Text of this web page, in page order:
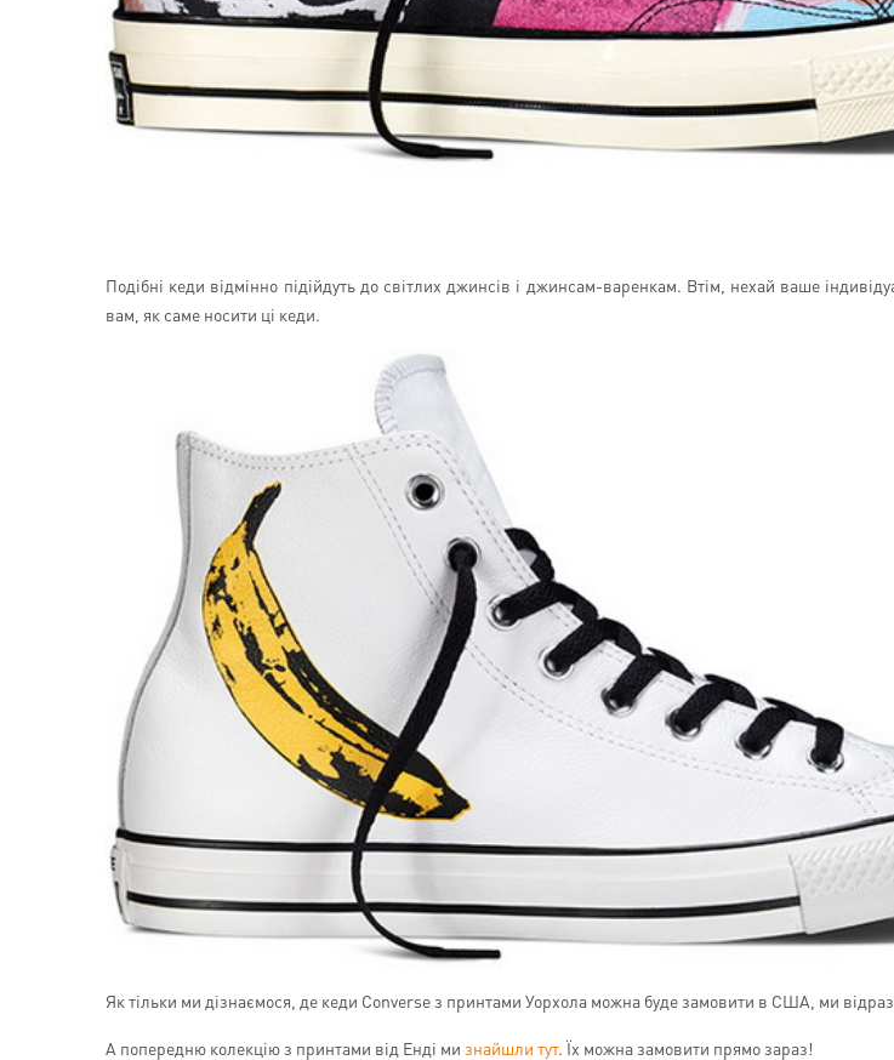
Подібні кеди відмінно підійдуть до світлих джинсів і джинсам-варенкам. Втім, нехай ваше
вам, як саме носити ці кеди.
Як тільки ми дізнаємося, де кеди Converse з принтами Уорхола можна буде замовити в США, ми
А попередню колекцію з принтами від Енді ми знайшли тут. Їх можна замовити прямо зараз!